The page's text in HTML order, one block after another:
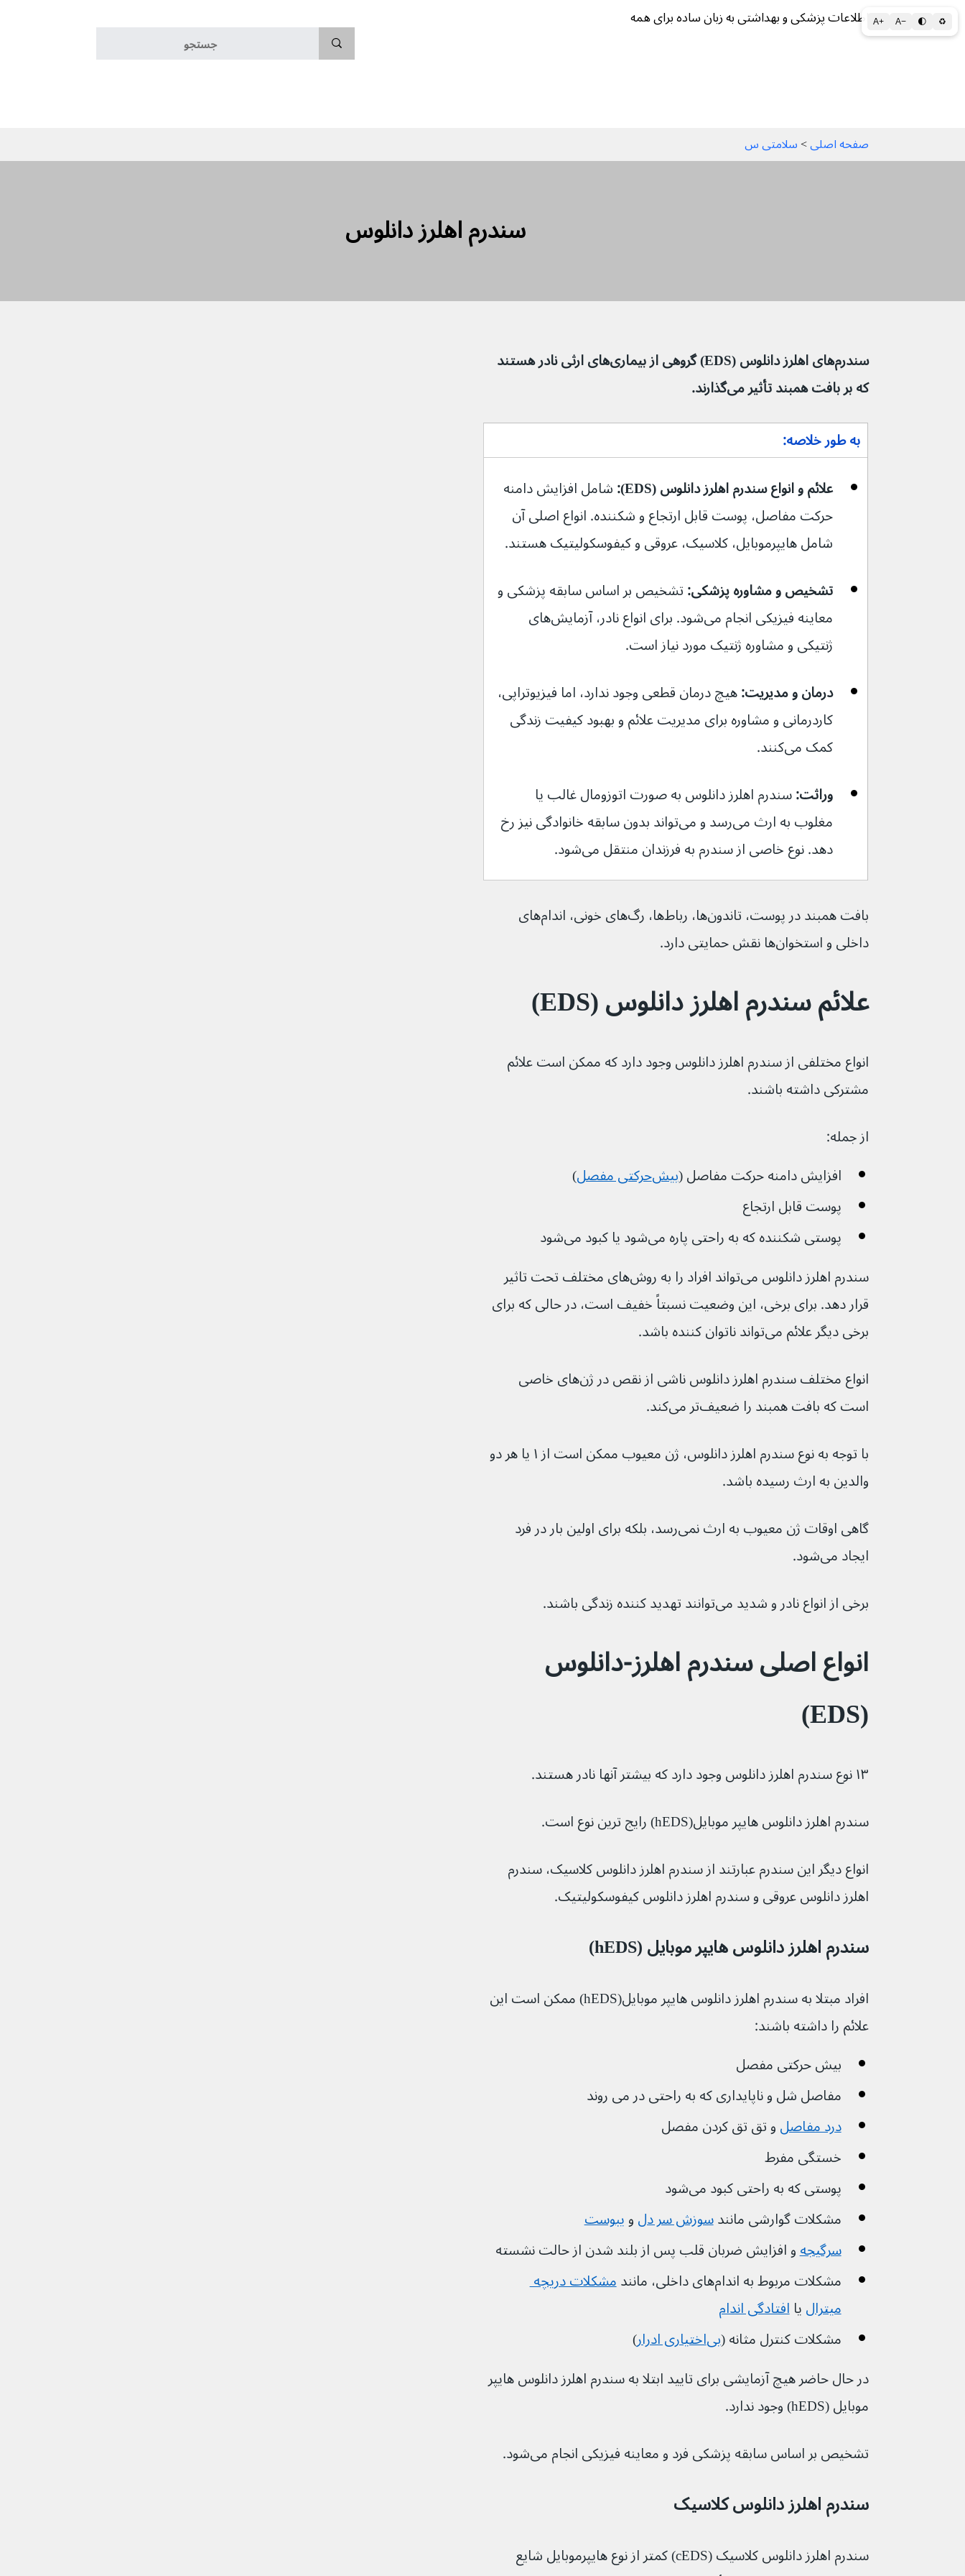
A+ A− 🌓 ♻ اطلاعات پزشکی و بهداشتی به زبان ساده برای همه
سندرم‌ اهلرز دانلوس
صفحه اصلی > سلامتی س
سندرم‌های اهلرز دانلوس (EDS) گروهی از بیماری‌های ارثی نادر هستند
که بر بافت همبند تأثیر می‌گذارند.
به طور خلاصه:
علائم و انواع سندرم اهلرز دانلوس (EDS):
شامل افزایش دامنه
حرکت مفاصل، پوست قابل ارتجاع و شکننده. انواع اصلی آن
شامل هایپرموبایل، کلاسیک، عروقی و کیفوسکولیتیک هستند.
تشخیص و مشاوره پزشکی: تشخیص بر اساس سابقه پزشکی و
معاینه فیزیکی انجام می‌شود. برای انواع نادر، آزمایش‌های
ژنتیکی و مشاوره ژنتیک مورد نیاز است.
درمان و مدیریت: هیچ درمان قطعی وجود ندارد، اما فیزیوتراپی،
کاردرمانی و مشاوره برای مدیریت علائم و بهبود کیفیت زندگی
کمک می‌کنند.
وراثت: سندرم اهلرز دانلوس به صورت اتوزومال غالب یا
مغلوب به ارث می‌رسد و می‌تواند بدون سابقه خانوادگی نیز رخ
دهد. نوع خاصی از سندرم به فرزندان منتقل می‌شود.
بافت همبند در پوست، تاندون‌ها، رباط‌ها، رگ‌های خونی، اندام‌های
داخلی و استخوان‌ها نقش حمایتی دارد.
علائم سندرم اهلرز دانلوس (EDS)
انواع مختلفی از سندرم اهلرز دانلوس وجود دارد که ممکن است علائم
مشترکی داشته باشند.
از جمله:
افزایش دامنه حرکت مفاصل (بیش‌حرکتی مفصل
)
پوست قابل ارتجاع
پوستی شکننده که به راحتی پاره می‌شود یا کبود می‌شود
سندرم اهلرز دانلوس می‌تواند افراد را به روش‌های مختلف تحت تاثیر
قرار دهد. برای برخی، این وضعیت نسبتاً خفیف است، در حالی که برای
برخی دیگر علائم می‌تواند ناتوان کننده باشد.
انواع مختلف سندرم اهلرز دانلوس ناشی از نقص در ژن‌های خاصی
است که بافت همبند را ضعیف‌تر می‌کند.
با توجه به نوع سندرم اهلرز دانلوس، ژن معیوب ممکن است از ۱ یا هر دو
والدین به ارث رسیده باشد.
گاهی اوقات ژن معیوب به ارث نمی‌رسد، بلکه برای اولین بار در فرد
ایجاد می‌شود.
برخی از انواع نادر و شدید می‌توانند تهدید کننده زندگی باشند.
انواع اصلی سندرم اهلرز-دانلوس
(EDS)
۱۳ نوع سندرم اهلرز دانلوس وجود دارد که بیشتر آنها نادر هستند.
سندرم اهلرز دانلوس هایپر موبایل(hEDS) رایج ترین نوع است.
انواع دیگر این سندرم عبارتند از سندرم اهلرز دانلوس کلاسیک، سندرم
اهلرز دانلوس عروقی و سندرم اهلرز دانلوس کیفوسکولیتیک.
سندرم اهلرز دانلوس هایپر موبایل (hEDS)
افراد مبتلا به سندرم اهلرز دانلوس هایپر موبایل(hEDS) ممکن است این
علائم را داشته باشند:
بیش حرکتی مفصل
مفاصل شل و ناپایداری که به راحتی در می روند
درد مفاصلو تق تق کردن مفصل
خستگی مفرط
پوستی که به راحتی کبود می‌شود
مشکلات گوارشی مانند سوزش سر دلو یبوست
سرگیجهو افزایش ضربان قلب پس از بلند شدن از حالت نشسته
مشکلات مربوط به اندام‌های داخلی، مانند
مشکلات دریچه
میترالیا افتادگی اندام
مشکلات کنترل مثانه (بی‌اختیاری ادرار
)
در حال حاضر هیچ آزمایشی برای تایید ابتلا به سندرم اهلرز دانلوس هایپر
موبایل (hEDS) وجود ندارد.
تشخیص بر اساس سابقه پزشکی فرد و معاینه فیزیکی انجام می‌شود.
سندرم اهلرز دانلوس کلاسیک
سندرم اهلرز دانلوس کلاسیک (cEDS) کمتر از نوع هایپرموبایل شایع